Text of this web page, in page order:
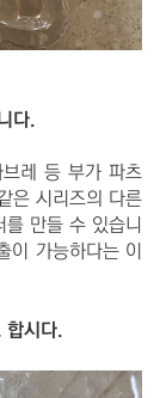
다.
레 등 부가 파츠
은 시리즈의 다른
만들 수 있습니
가능하다는 이
합시다.